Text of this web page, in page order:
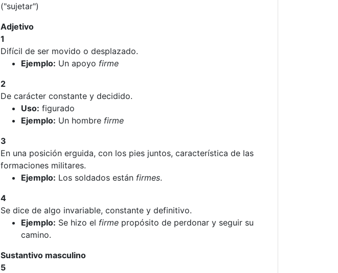
("sujetar")
Adjetivo
1
Difícil de ser movido o desplazado.
Ejemplo: Un apoyo firme
2
De carácter constante y decidido.
Uso: figurado
Ejemplo: Un hombre firme
3
En una posición erguida, con los pies juntos, característica de las
formaciones militares.
Ejemplo: Los soldados están firmes.
4
Se dice de algo invariable, constante y definitivo.
Ejemplo: Se hizo el firme propósito de perdonar y seguir su
camino.
Sustantivo masculino
5